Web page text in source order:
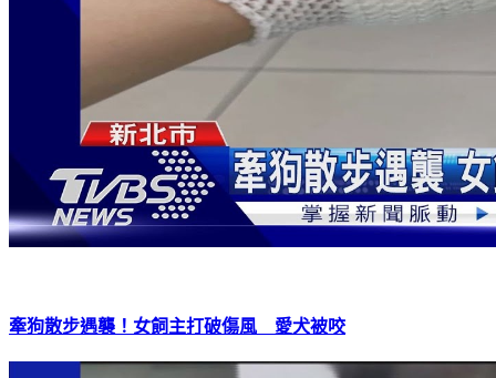
牽狗散步遇襲！女飼主打破傷風 愛犬被咬